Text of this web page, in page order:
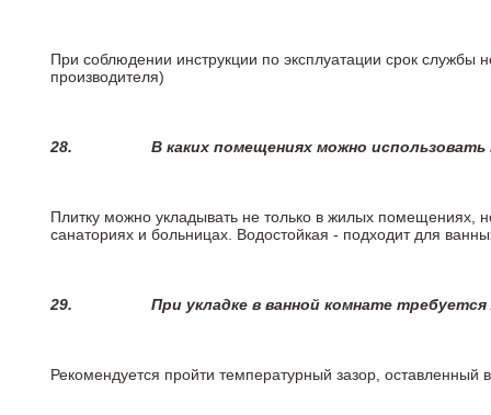
При соблюдении инструкции по эксплуатации срок
производителя)
28. В каких помещениях можно
Плитку можно укладывать не только в жилых помещениях,
санаториях и больницах. Водостойкая - подходит для
29. При укладке в ванной комнате
Рекомендуется пройти температурный зазор,